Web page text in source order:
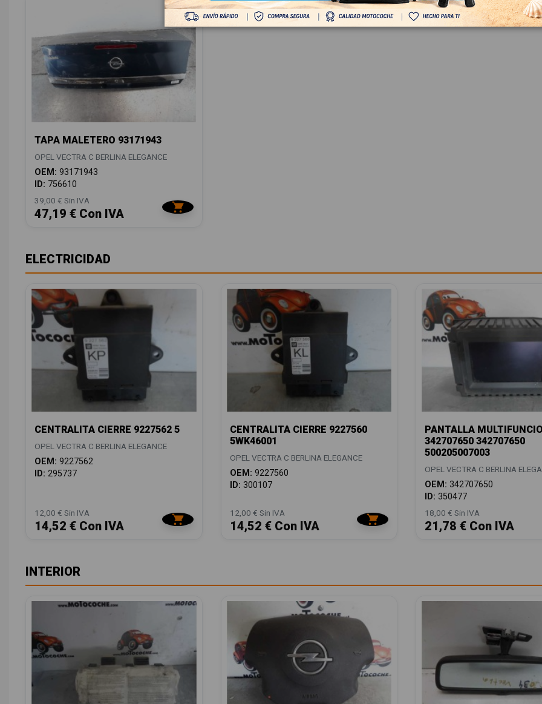
TAPA MALETERO 93171943
OPEL VECTRA C BERLINA ELEGANCE
OEM: 93171943
ID: 756610
39,00 € Sin IVA
47,19 € Con IVA
ELECTRICIDAD
CENTRALITA CIERRE 9227562 5
OPEL VECTRA C BERLINA ELEGANCE
OEM: 9227562
ID: 295737
12,00 € Sin IVA
14,52 € Con IVA
CENTRALITA CIERRE 9227560
5WK46001
OPEL VECTRA C BERLINA ELEGANCE
OEM: 9227560
ID: 300107
12,00 € Sin IVA
14,52 € Con IVA
PANTALLA
342707650 342707650
500205007003
OPEL VECTRA C BERLINA
OEM: 342707650
ID: 350477
18,00 € Sin IVA
21,78 € Con IVA
INTERIOR